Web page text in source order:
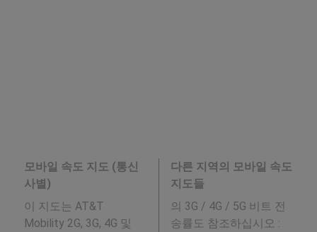
모바일 속도 지도 (통신
사별)
이 지도는 AT&T
Mobility 2G, 3G, 4G 및
다른 지역의 모바일 속도
지도들
의 3G / 4G / 5G 비트 전
송률도 참조하십시오 :